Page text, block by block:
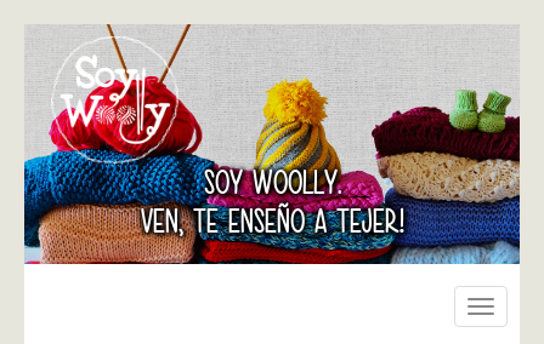
SOY WOOLLY.
VEN, TE ENSEÑO A TEJER!
Toggle